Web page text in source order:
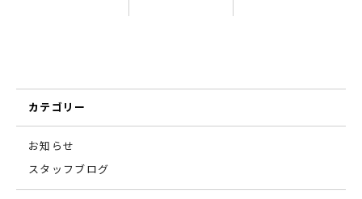
カテゴリー
お知らせ
スタッフブログ